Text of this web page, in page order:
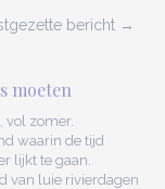
bericht →
moeten
vol zomer.
waarin de tijd
lijkt te gaan.
van luie rivierdagen